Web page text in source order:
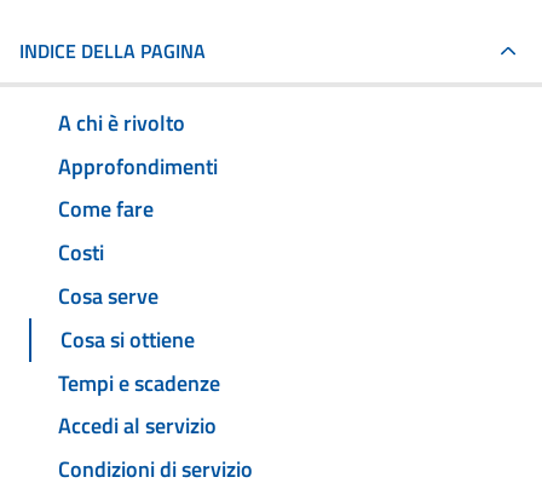
INDICE DELLA PAGINA
A chi è rivolto
Approfondimenti
Come fare
Costi
Cosa serve
Cosa si ottiene
Tempi e scadenze
Accedi al servizio
Condizioni di servizio